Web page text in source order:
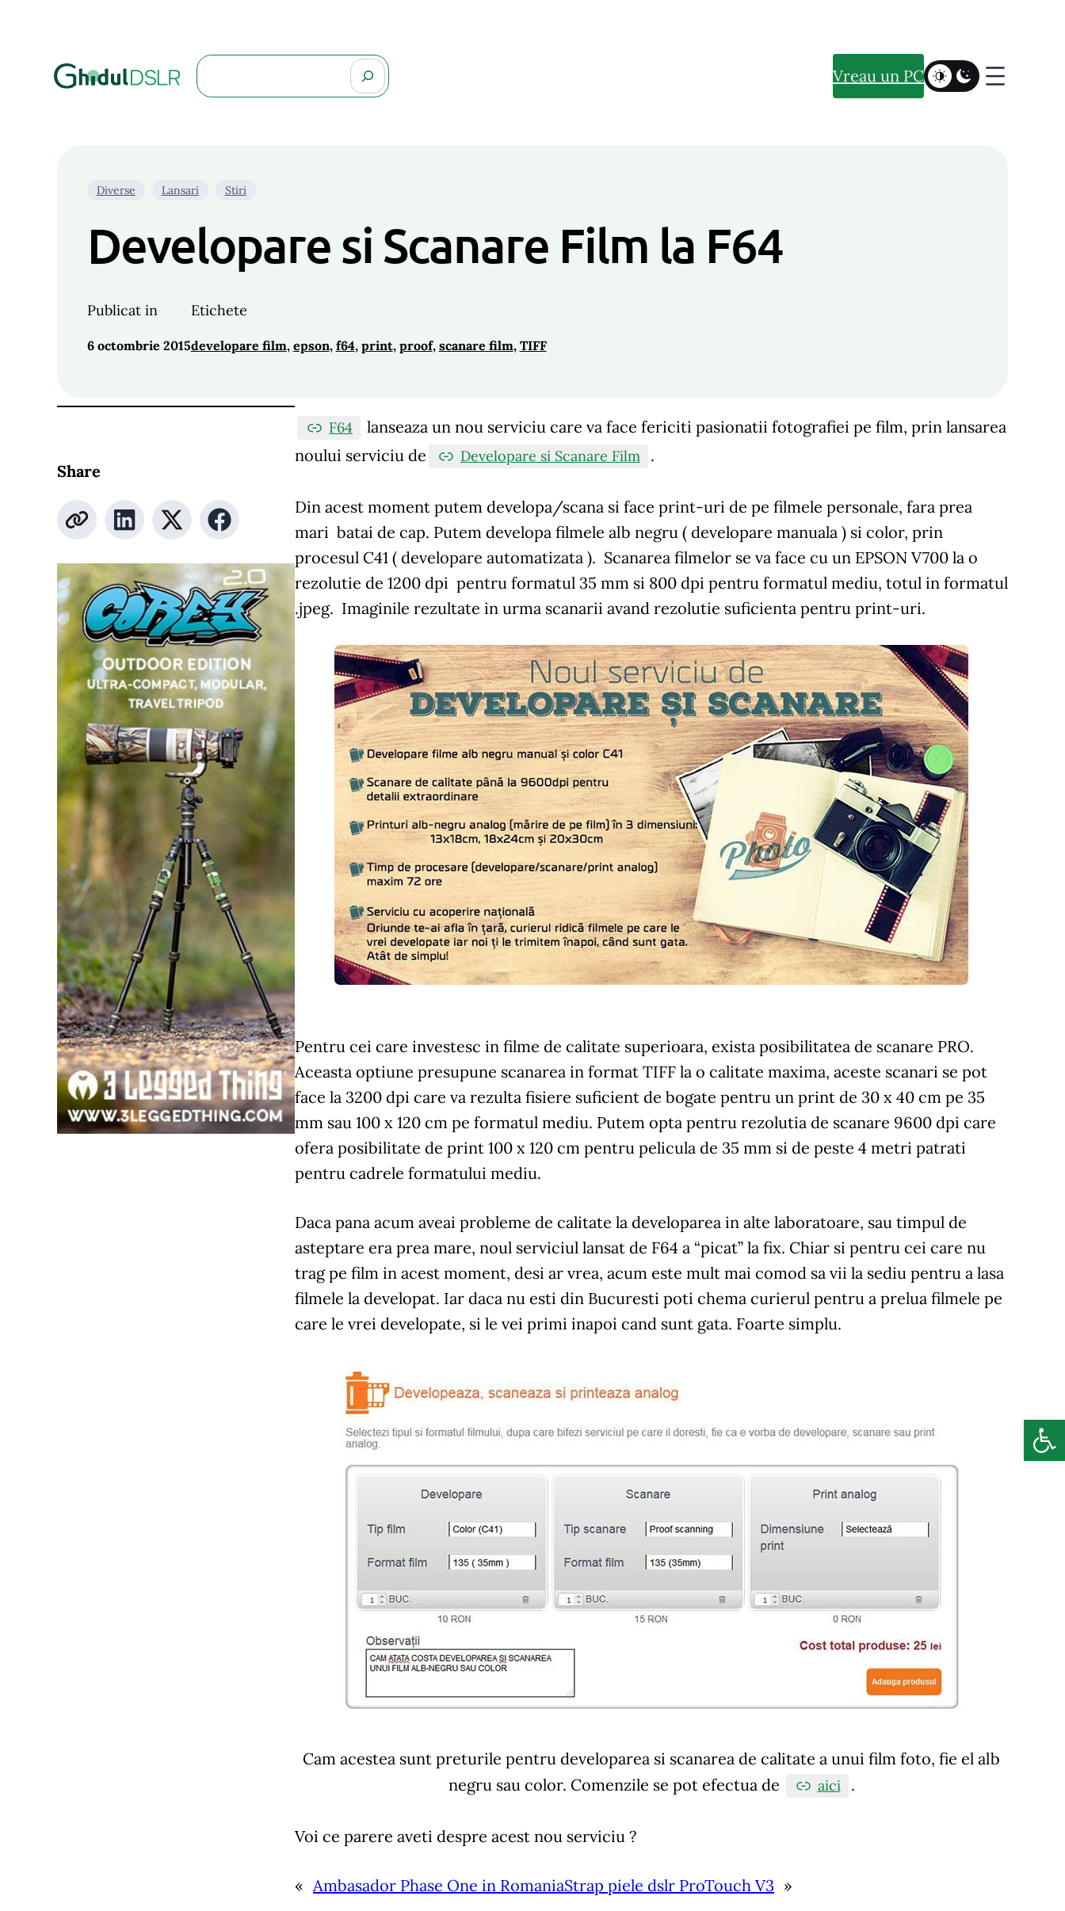
Search Vreau un PC
Diverse Lansari Stiri
Developare si Scanare Film la F64
Publicat in
6 octombrie 2015
Etichete
developare film, epson, f64, print, proof, scanare film, TIFF
Share
F64
lanseaza un nou serviciu care va face fericiti pasionatii fotografiei pe film, prin lansarea
noului serviciu de
Developare si Scanare Film .
Din acest moment putem developa/scana si face print-uri de pe filmele personale, fara prea
mari batai de cap. Putem developa filmele alb negru ( developare manuala ) si color, prin
procesul C41 ( developare automatizata ). Scanarea filmelor se va face cu un EPSON V700 la o
rezolutie de 1200 dpi pentru formatul 35 mm si 800 dpi pentru formatul mediu, totul in formatul
.jpeg. Imaginile rezultate in urma scanarii avand rezolutie suficienta pentru print-uri.
Pentru cei care investesc in filme de calitate superioara, exista posibilitatea de scanare PRO.
Aceasta optiune presupune scanarea in format TIFF la o calitate maxima, aceste scanari se pot
face la 3200 dpi care va rezulta fisiere suficient de bogate pentru un print de 30 x 40 cm pe 35
mm sau 100 x 120 cm pe formatul mediu. Putem opta pentru rezolutia de scanare 9600 dpi care
ofera posibilitate de print 100 x 120 cm pentru pelicula de 35 mm si de peste 4 metri patrati
pentru cadrele formatului mediu.
Daca pana acum aveai probleme de calitate la developarea in alte laboratoare, sau timpul de
asteptare era prea mare, noul serviciul lansat de F64 a “picat” la fix. Chiar si pentru cei care nu
trag pe film in acest moment, desi ar vrea, acum este mult mai comod sa vii la sediu pentru a lasa
filmele la developat. Iar daca nu esti din Bucuresti poti chema curierul pentru a prelua filmele pe
care le vrei developate, si le vei primi inapoi cand sunt gata. Foarte simplu.
Cam acestea sunt preturile pentru developarea si scanarea de calitate a unui film foto, fie el alb
negru sau color. Comenzile se pot efectua de
aici .
Voi ce parere aveti despre acest nou serviciu ?
« Ambasador Phase One in RomaniaStrap piele dslr ProTouch V3 »